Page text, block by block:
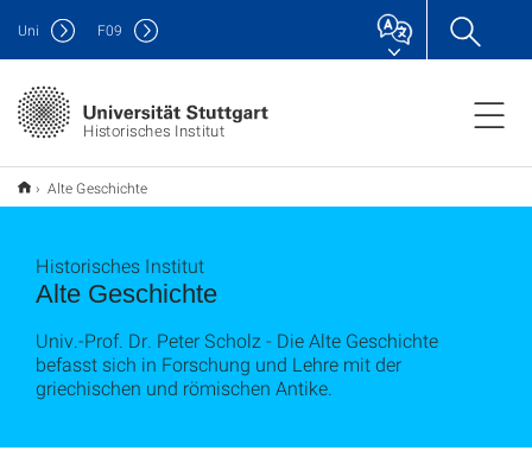
Historisches Institut
Uni F09
Alte Geschichte
Alte Geschichte
Historisches Institut
Univ.-Prof. Dr. Peter Scholz - Die Alte Geschichte
befasst sich in Forschung und Lehre mit der
griechischen und römischen Antike.